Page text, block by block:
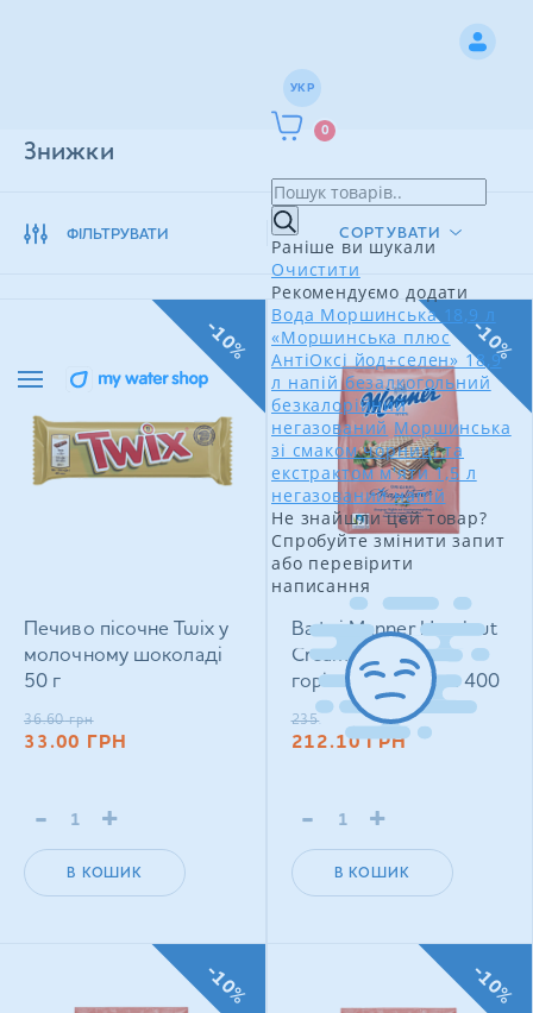
УКР
0
Раніше ви шукали
Очистити
Рекомендуємо додати
Вода Моршинська 18,9 л
«Моршинська плюс
АнтіОксі йод+селен» 18,9
л напій безалкогольний
безкалорійний
негазований Моршинська
зі смаком чорниці та
екстрактом м'яти 1,5 л
негазований напій
Не знайшли цей товар?
Спробуйте змінити запит
або перевірити
написання
Знижки
ФІЛЬТРУВАТИ СОРТУВАТИ
Печиво пісочне Twix у
молочному шоколаді
50 г
36.60 грн
33.00 ГРН
- +
В КОШИК
-10%
Вафлі Manner Hazelnut
Cream Filled з
горіховим кремом 400
235.50 грн
212.10ГРН
- +
В КОШИК
-10%
-10% -10%